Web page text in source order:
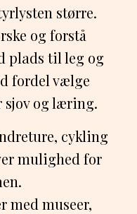
større.
og forstå
plads til leg og
fordel vælge
sjov og læring.
cykling
mulighed for
med museer,